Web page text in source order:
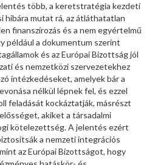
több, a keretstratégia kezdeti
hibára mutat rá, az átláthatatlan
finanszírozás és a nem egyértelmű
a dokumentum szerint
és az Európai Bizottság jól
és nemzetközi szervezetekhez
intézkedéseket, amelyek bár a
nélkül lépnek fel, és ezzel
feladását kockáztatják, másrészt
akiket a társadalmi
kötelezettség. A jelentés ezért
a nemzeti integrációs
az Európai Bizottságot, hogy